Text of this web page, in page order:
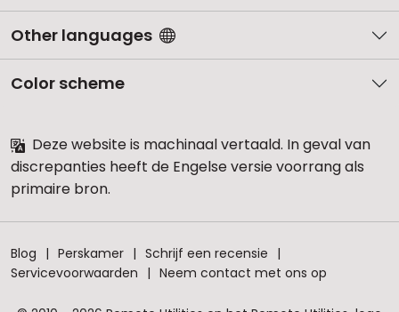
Other languages
Color scheme
Deze website is machinaal vertaald. In geval van
discrepanties heeft de Engelse versie voorrang als
primaire bron.
Blog Perskamer
Schrijf een recensie
Servicevoorwaarden
Neem contact met ons op